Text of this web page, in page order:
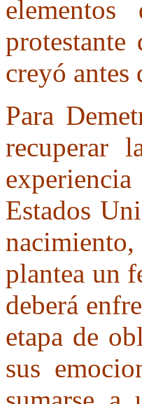
creyó
Para
recuperar
Estados
plantea un
deberá
etapa de
sus